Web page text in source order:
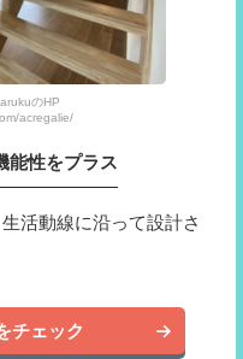
のHP
acregalie/
能性をプラス
活動線に沿って設計さ
チェック